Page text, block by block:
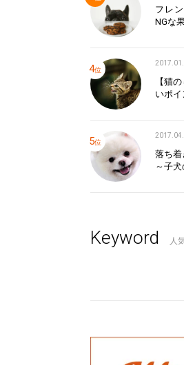
フレ
NGな
【猫
いポ
落ち着
～子
Keyword 人